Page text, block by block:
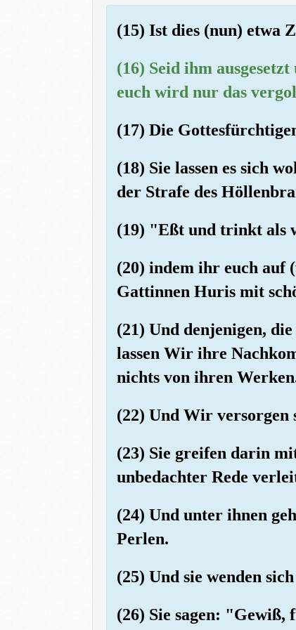
(15) Ist dies (nun) etwa
(16) Seid ihm
euch wird nur das
(17) Die
(18) Sie lassen es sich
der Strafe des
(19) "Eßt und trinkt als
(20) indem ihr euch auf
Gattinnen Huris mit
(21) Und denjenigen,
lassen Wir ihre
nichts von ihren
(22) Und Wir versorgen
(23) Sie greifen darin
unbedachter Rede
(24) Und unter ihnen
Perlen.
(25) Und sie wenden
(26) Sie sagen: